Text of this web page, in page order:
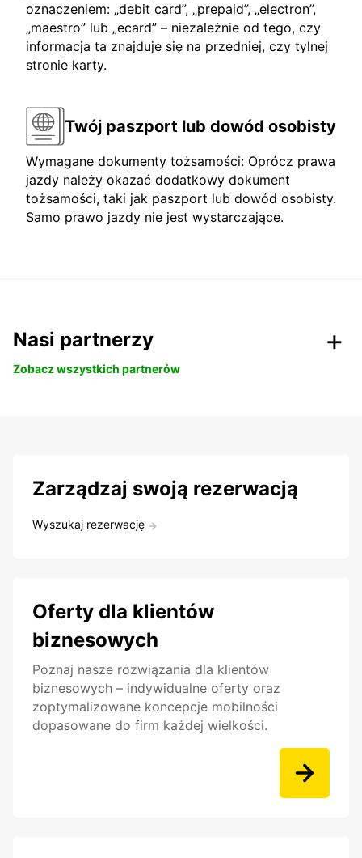
oznaczeniem: „debit card”, „prepaid”, „electron”,
„maestro” lub „ecard” – niezależnie od tego, czy
informacja ta znajduje się na przedniej, czy tylnej
stronie karty.
Twój paszport lub dowód osobisty
Wymagane dokumenty tożsamości: Oprócz prawa
jazdy należy okazać dodatkowy dokument
tożsamości, taki jak paszport lub dowód osobisty.
Samo prawo jazdy nie jest wystarczające.
Nasi partnerzy
Zobacz wszystkich partnerów
Zarządzaj swoją rezerwacją
Wyszukaj rezerwację
Oferty dla klientów
biznesowych
Poznaj nasze rozwiązania dla klientów
biznesowych – indywidualne oferty oraz
zoptymalizowane koncepcje mobilności
dopasowane do firm każdej wielkości.